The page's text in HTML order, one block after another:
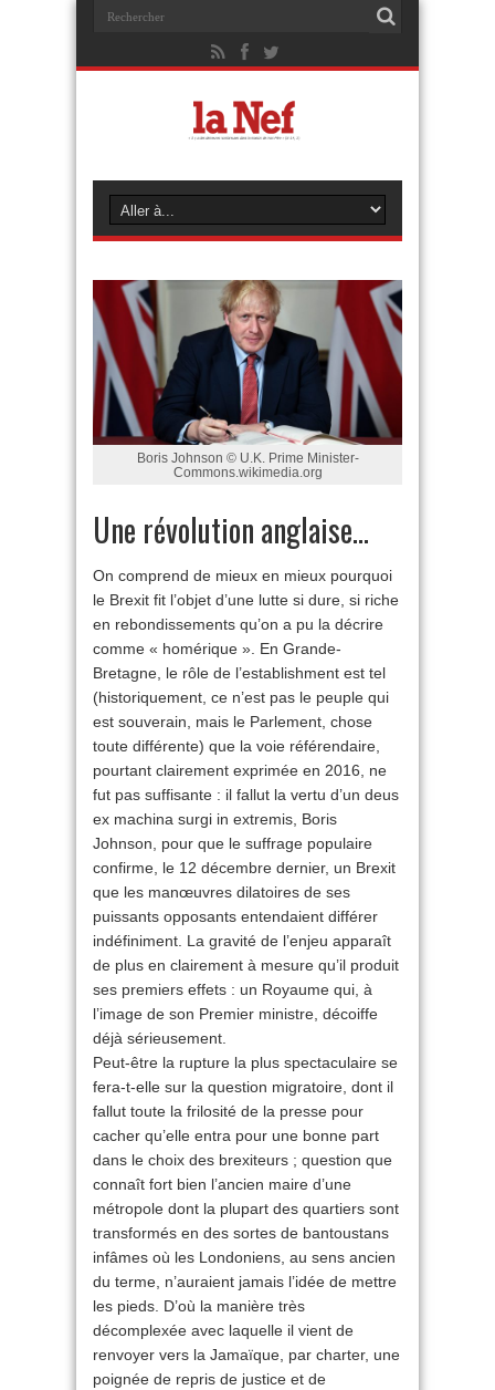
Boris Johnson © U.K. Prime Minister-
Commons.wikimedia.org
Une révolution anglaise…
On comprend de mieux en mieux pourquoi
le Brexit fit l’objet d’une lutte si dure, si riche
en rebondissements qu’on a pu la décrire
comme « homérique ». En Grande-
Bretagne, le rôle de l’establishment est tel
(historiquement, ce n’est pas le peuple qui
est souverain, mais le Parlement, chose
toute différente) que la voie référendaire,
pourtant clairement exprimée en 2016, ne
fut pas suffisante : il fallut la vertu d’un deus
ex machina surgi in extremis, Boris
Johnson, pour que le suffrage populaire
confirme, le 12 décembre dernier, un Brexit
que les manœuvres dilatoires de ses
puissants opposants entendaient différer
indéfiniment. La gravité de l’enjeu apparaît
de plus en clairement à mesure qu’il produit
ses premiers effets : un Royaume qui, à
l’image de son Premier ministre, décoiffe
déjà sérieusement.
Peut-être la rupture la plus spectaculaire se
fera-t-elle sur la question migratoire, dont il
fallut toute la frilosité de la presse pour
cacher qu’elle entra pour une bonne part
dans le choix des brexiteurs ; question que
connaît fort bien l’ancien maire d’une
métropole dont la plupart des quartiers sont
transformés en des sortes de bantoustans
infâmes où les Londoniens, au sens ancien
du terme, n’auraient jamais l’idée de mettre
les pieds. D’où la manière très
décomplexée avec laquelle il vient de
renvoyer vers la Jamaïque, par charter, une
poignée de repris de justice et de